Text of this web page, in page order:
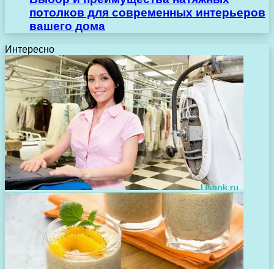
потолков для современных интерьеров
вашего дома
Интересно